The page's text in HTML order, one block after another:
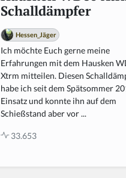
Schalldämpfer
Hessen_Jäger
Ich möchte Euch gerne meine
Erfahrungen mit dem Hausken
Xtrm mitteilen. Diesen
habe ich seit dem Spätsommer
Einsatz und konnte ihn auf dem
Schießstand aber vor ...
33.653